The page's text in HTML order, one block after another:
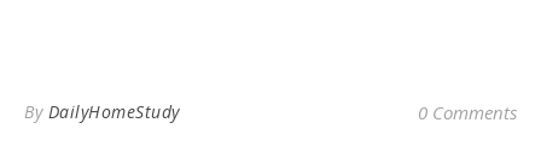
By DailyHomeStudy 0 Comments